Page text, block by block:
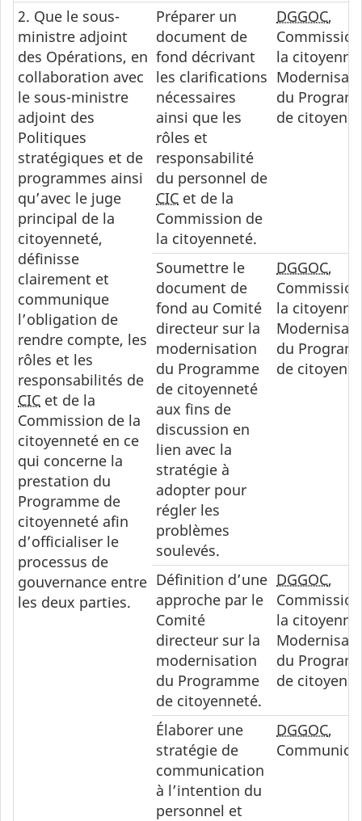
2. Que le sous-
ministre adjoint
des Opérations, en
collaboration avec
le sous-ministre
adjoint des
Politiques
stratégiques et de
programmes ainsi
qu’avec le juge
principal de la
citoyenneté,
définisse
clairement et
communique
l’obligation de
rendre compte, les
rôles et les
responsabilités de
CIC et de la
Commission de la
citoyenneté en ce
qui concerne la
prestation du
Programme de
citoyenneté afin
d’officialiser le
processus de
gouvernance entre
les deux parties.
Préparer un
document de
fond décrivant
les clarifications
nécessaires
ainsi que les
rôles et
responsabilité
du personnel de
CIC et de la
Commission de
la citoyenneté.
DGGOC,
la
du
de
Soumettre le
document de
fond au Comité
directeur sur la
modernisation
du Programme
de citoyenneté
aux fins de
discussion en
lien avec la
stratégie à
adopter pour
régler les
problèmes
soulevés.
DGGOC,
la
du
de
Définition d’une
approche par le
Comité
directeur sur la
modernisation
du Programme
de citoyenneté.
DGGOC,
la
du
de
Élaborer une
stratégie de
communication
à l’intention du
personnel et
DGGOC,